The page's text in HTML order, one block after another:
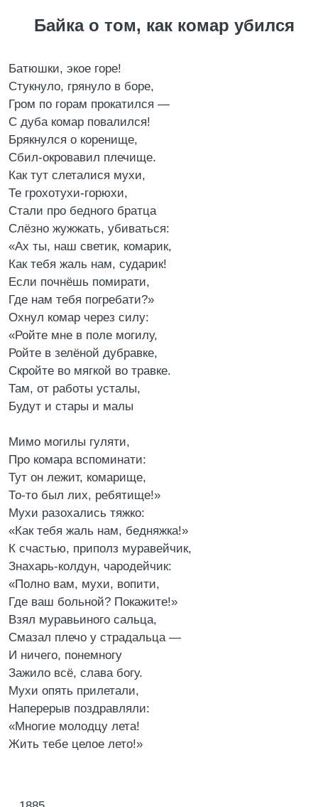
Байка о том, как комар убился
Батюшки, экое горе!
Стукнуло, грянуло в боре,
Гром по горам прокатился —
С дуба комар повалился!
Брякнулся о коренище,
Сбил-окровавил плечище.
Как тут слеталися мухи,
Те грохотухи-горюхи,
Стали про бедного братца
Слёзно жужжать, убиваться:
«Ах ты, наш светик, комарик,
Как тебя жаль нам, сударик!
Если почнёшь помирати,
Где нам тебя погребати?»
Охнул комар через силу:
«Ройте мне в поле могилу,
Ройте в зелёной дубравке,
Скройте во мягкой во травке.
Там, от работы усталы,
Будут и стары и малы
Мимо могилы гуляти,
Про комара вспоминати:
Тут он лежит, комарище,
То-то был лих, ребятище!»
Мухи разохались тяжко:
«Как тебя жаль нам, бедняжка!»
К счастью, приполз муравейчик,
Знахарь-колдун, чародейчик:
«Полно вам, мухи, вопити,
Где ваш больной? Покажите!»
Взял муравьиного сальца,
Смазал плечо у страдальца —
И ничего, понемногу
Зажило всё, слава богу.
Мухи опять прилетали,
Наперерыв поздравляли:
«Многие молодцу лета!
Жить тебе целое лето!»